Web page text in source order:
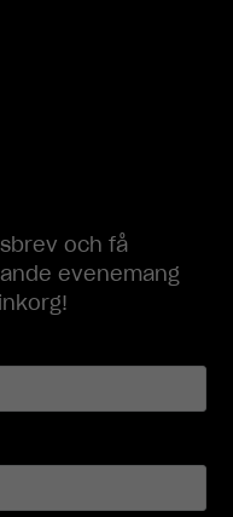
och få
evenemang